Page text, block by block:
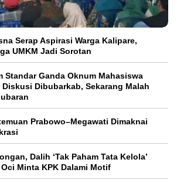
Serap Aspirasi Warga Kalipare,
UMKM Jadi Sorotan
Standar Ganda Oknum Mahasiswa
Diskusi Dibubarkab, Sekarang Malah
Prabowo–Megawati Dimaknai
Dalih ‘Tak Paham Tata Kelola’
Minta KPK Dalami Motif